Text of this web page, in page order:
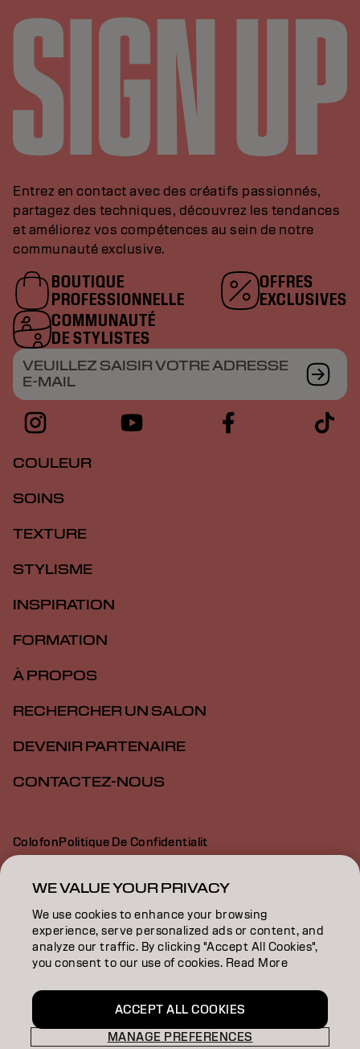
Entrez en contact avec des créatifs passionnés,
partagez des techniques, découvrez les tendances
et améliorez vos compétences au sein de notre
communauté exclusive.
BOUTIQUE
PROFESSIONNELLE
OFFRES
EXCLUSIVES
COMMUNAUTÉ
DE STYLISTES
VEUILLEZ SAISIR VOTRE ADRESSE
E-MAIL
COULEUR
SOINS
TEXTURE
STYLISME
INSPIRATION
FORMATION
À PROPOS
RECHERCHER UN SALON
DEVENIR PARTENAIRE
CONTACTEZ-NOUS
ColofonPolitique De Confidentialit
Politique En Mati Re De Cookies
Déclaration d’accessibilité
CH | French
WE VALUE YOUR PRIVACY
We use cookies to enhance your browsing
experience, serve personalized ads or content, and
analyze our traffic. By clicking "Accept All Cookies",
you consent to our use of cookies. Read More
MANAGE PREFERENCES
ACCEPT ALL COOKIES